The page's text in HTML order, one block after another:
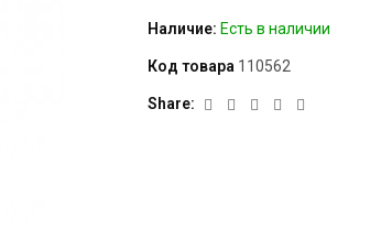
Наличие: Есть в наличии
Код товара 110562
Share: